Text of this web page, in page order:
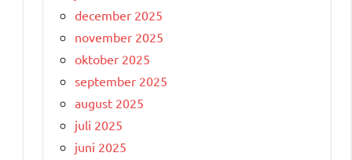
december 2025
november 2025
oktober 2025
september 2025
august 2025
juli 2025
juni 2025